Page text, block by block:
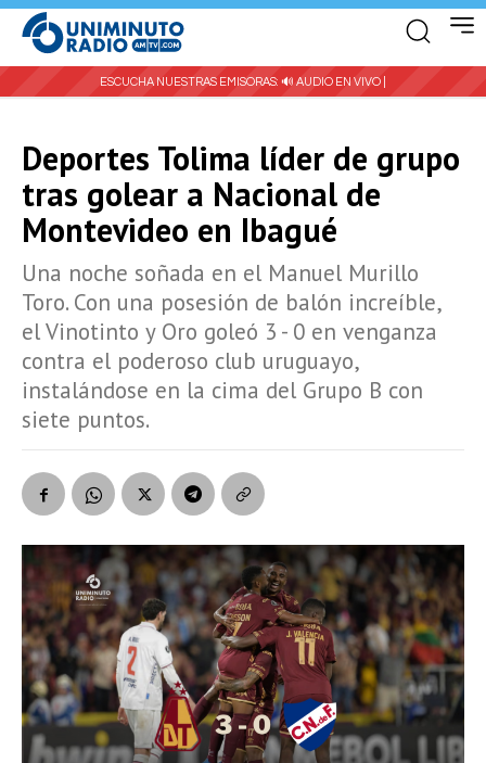
ESCUCHA NUESTRAS EMISORAS: 🔊 AUDIO EN VIVO |
Deportes Tolima líder de grupo
tras golear a Nacional de
Montevideo en Ibagué
Una noche soñada en el Manuel Murillo
Toro. Con una posesión de balón increíble,
el Vinotinto y Oro goleó 3 - 0 en venganza
contra el poderoso club uruguayo,
instalándose en la cima del Grupo B con
siete puntos.